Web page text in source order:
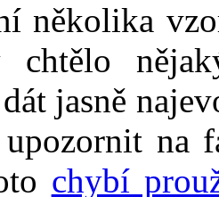
několika
jasně
upozornit na
chybí